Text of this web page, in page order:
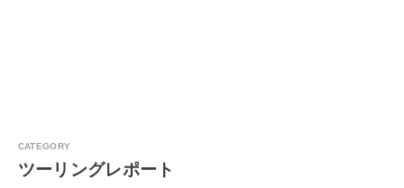
ツーリングレポート